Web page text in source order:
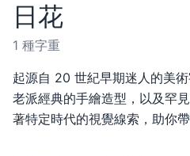
日花
1 種字重
起源自 20 世紀早期迷人的美
老派經典的手繪造型，以及罕
著特定時代的視覺線索，助你